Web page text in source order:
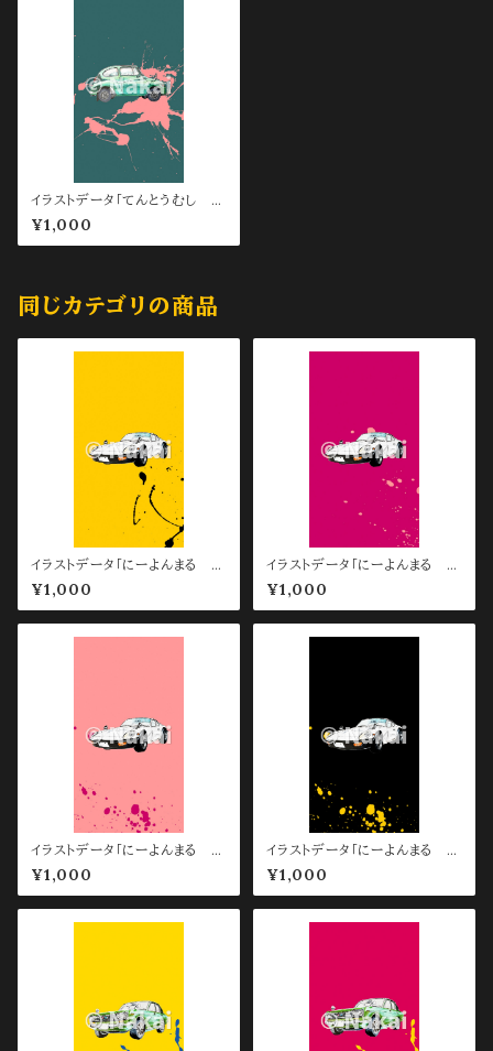
イラストデータ「てんとうむし ス
マホ待ち受け用 Green」
¥1,000
同じカテゴリの商品
イラストデータ「にーよんまる ス
マホ待ち受け用 Yellow」
¥1,000
イラストデータ「にーよんまる ス
マホ待ち受け用 Red」
¥1,000
イラストデータ「にーよんまる ス
マホ待ち受け用 Pink」
¥1,000
イラストデータ「にーよんまる ス
マホ待ち受け用 Black 」
¥1,000